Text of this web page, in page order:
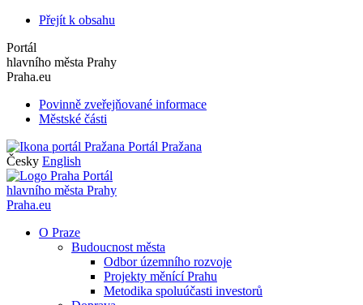
Přejít k obsahu
Portál
hlavního města Prahy
Praha.eu
Povinně zveřejňované informace
Městské části
Portál Pražana
Česky English
Portál
hlavního města Prahy
Praha.eu
O Praze
Budoucnost města
Odbor územního rozvoje
Projekty měnící Prahu
Metodika spoluúčasti investorů